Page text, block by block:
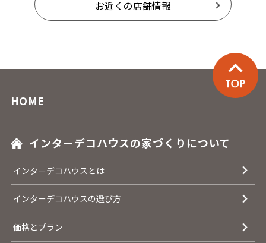
お近くの店舗情報
HOME
インターデコハウスの家づくりについて
インターデコハウスとは
インターデコハウスの選び方
価格とプラン